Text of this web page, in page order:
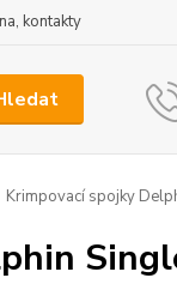
kontakty
Krimpovací spojky